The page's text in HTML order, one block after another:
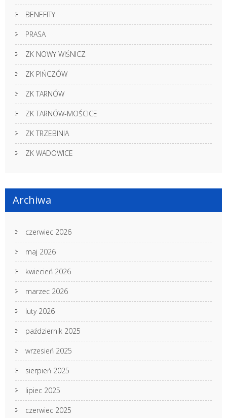
BENEFITY
PRASA
ZK NOWY WIŚNICZ
ZK PIŃCZÓW
ZK TARNÓW
ZK TARNÓW-MOŚCICE
ZK TRZEBINIA
ZK WADOWICE
Archiwa
czerwiec 2026
maj 2026
kwiecień 2026
marzec 2026
luty 2026
październik 2025
wrzesień 2025
sierpień 2025
lipiec 2025
czerwiec 2025